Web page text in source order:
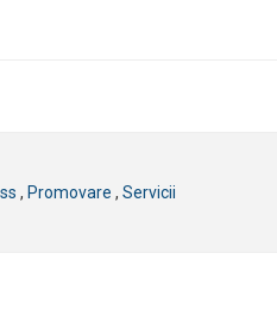
, Promovare , Servicii